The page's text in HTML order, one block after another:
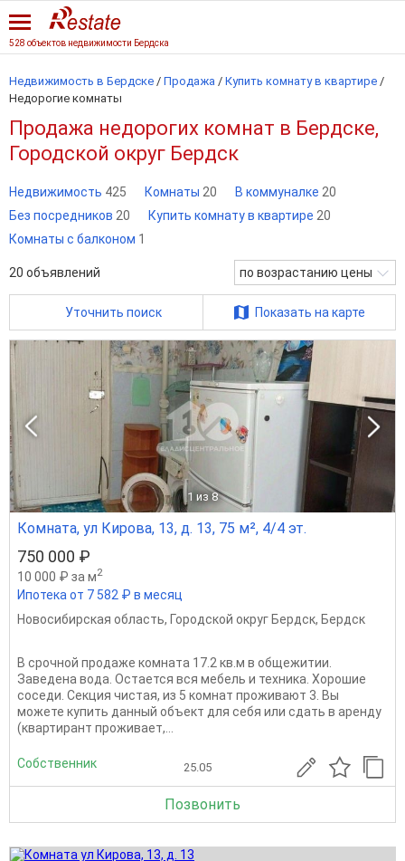
528 объектов недвижимости Бердска
Недвижимость в Бердске / Продажа / Купить комнату в квартире /
Недорогие комнаты
Продажа недорогих комнат в Бердске,
Городской округ Бердск
Недвижимость 425 Комнаты 20 В коммуналке 20
Без посредников 20 Купить комнату в квартире 20
Комнаты с балконом 1
20 объявлений по возрастанию цены
Уточнить поиск Показать на карте
1 из 8
Комната, ул Кирова, 13, д. 13, 75 м², 4/4 эт.
750 000 ₽
10 000 ₽ за м2
Ипотека от 7 582 ₽ в месяц
Новосибирская область, Городской округ Бердск, Бердск
В срочной продаже комната 17.2 кв.м в общежитии.
Заведена вода. Остается вся мебель и техника. Хорошие
соседи. Секция чистая, из 5 комнат проживают 3. Вы
можете купить данный объект для себя или сдать в аренду
(квартирант проживает,...
Собственник 25.05
Позвонить